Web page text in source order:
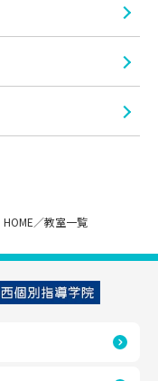
HOME 教室一覧